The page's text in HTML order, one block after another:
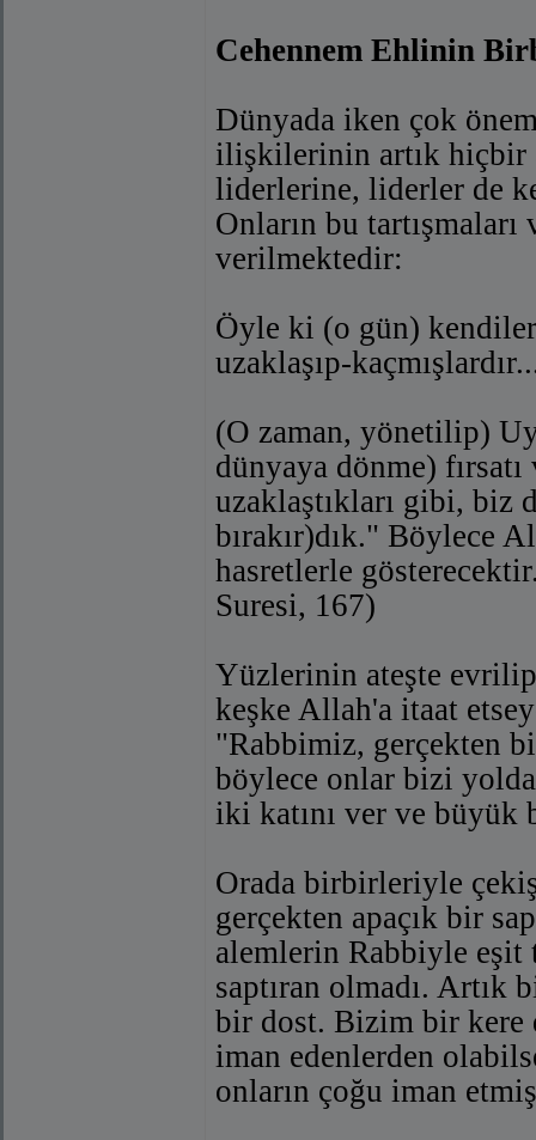
Cehennem Ehlinin
Dünyada iken çok
ilişkilerinin artık hiçbir
liderlerine, liderler de
Onların bu
verilmektedir:
Öyle ki (o gün)
uzaklaşıp-
(O zaman, yönetilip)
dünyaya dönme)
uzaklaştıkları gibi, biz
bırakır)dık." Böylece
hasretlerle
Suresi, 167)
Yüzlerinin ateşte
keşke Allah'a itaat
"Rabbimiz, gerçekten
böylece onlar bizi
iki katını ver ve
Orada birbirleriyle
gerçekten apaçık bir
alemlerin Rabbiyle
saptıran olmadı. Artık
bir dost. Bizim bir kere
iman edenlerden
onların çoğu iman